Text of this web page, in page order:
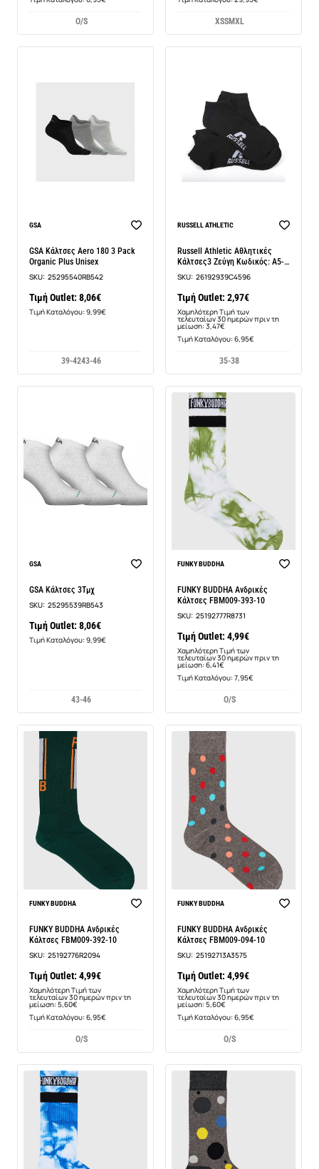
O/S XSSMXL
BEST SELLER
GSA
GSA Κάλτσες Aero 180 3 Pack
Organic Plus Unisex
SKU: 25295540RB542
Τιμή Outlet: 8,06€
Τιμή Καταλόγου: 9,99€
39-4243-46
-14%
RUSSELL ATHLETIC
Russell Athletic Αθλητικές
Κάλτσες3 Ζεύγη Κωδικός: A5-
213-3-001
SKU: 26192939C4596
Τιμή Outlet: 2,97€
Χαμηλότερη Τιμή των
τελευταίων 30 ημερών πριν τη
μείωση: 3,47€
Τιμή Καταλόγου: 6,95€
35-38
GSA
GSA Κάλτσες 3Τμχ
SKU: 25295539RB543
Τιμή Outlet: 8,06€
Τιμή Καταλόγου: 9,99€
43-46
-22%
FUNKY BUDDHA
FUNKY BUDDHA Ανδρικές
Κάλτσες FBM009-393-10
SKU: 25192777R8731
Τιμή Outlet: 4,99€
Χαμηλότερη Τιμή των
τελευταίων 30 ημερών πριν τη
μείωση: 6,41€
Τιμή Καταλόγου: 7,95€
O/S
-11%
FUNKY BUDDHA
FUNKY BUDDHA Ανδρικές
Κάλτσες FBM009-392-10
SKU: 25192776R2094
Τιμή Outlet: 4,99€
Χαμηλότερη Τιμή των
τελευταίων 30 ημερών πριν τη
μείωση: 5,60€
Τιμή Καταλόγου: 6,95€
O/S
-11%
FUNKY BUDDHA
FUNKY BUDDHA Ανδρικές
Κάλτσες FBM009-094-10
SKU: 25192713A3575
Τιμή Outlet: 4,99€
Χαμηλότερη Τιμή των
τελευταίων 30 ημερών πριν τη
μείωση: 5,60€
Τιμή Καταλόγου: 6,95€
O/S